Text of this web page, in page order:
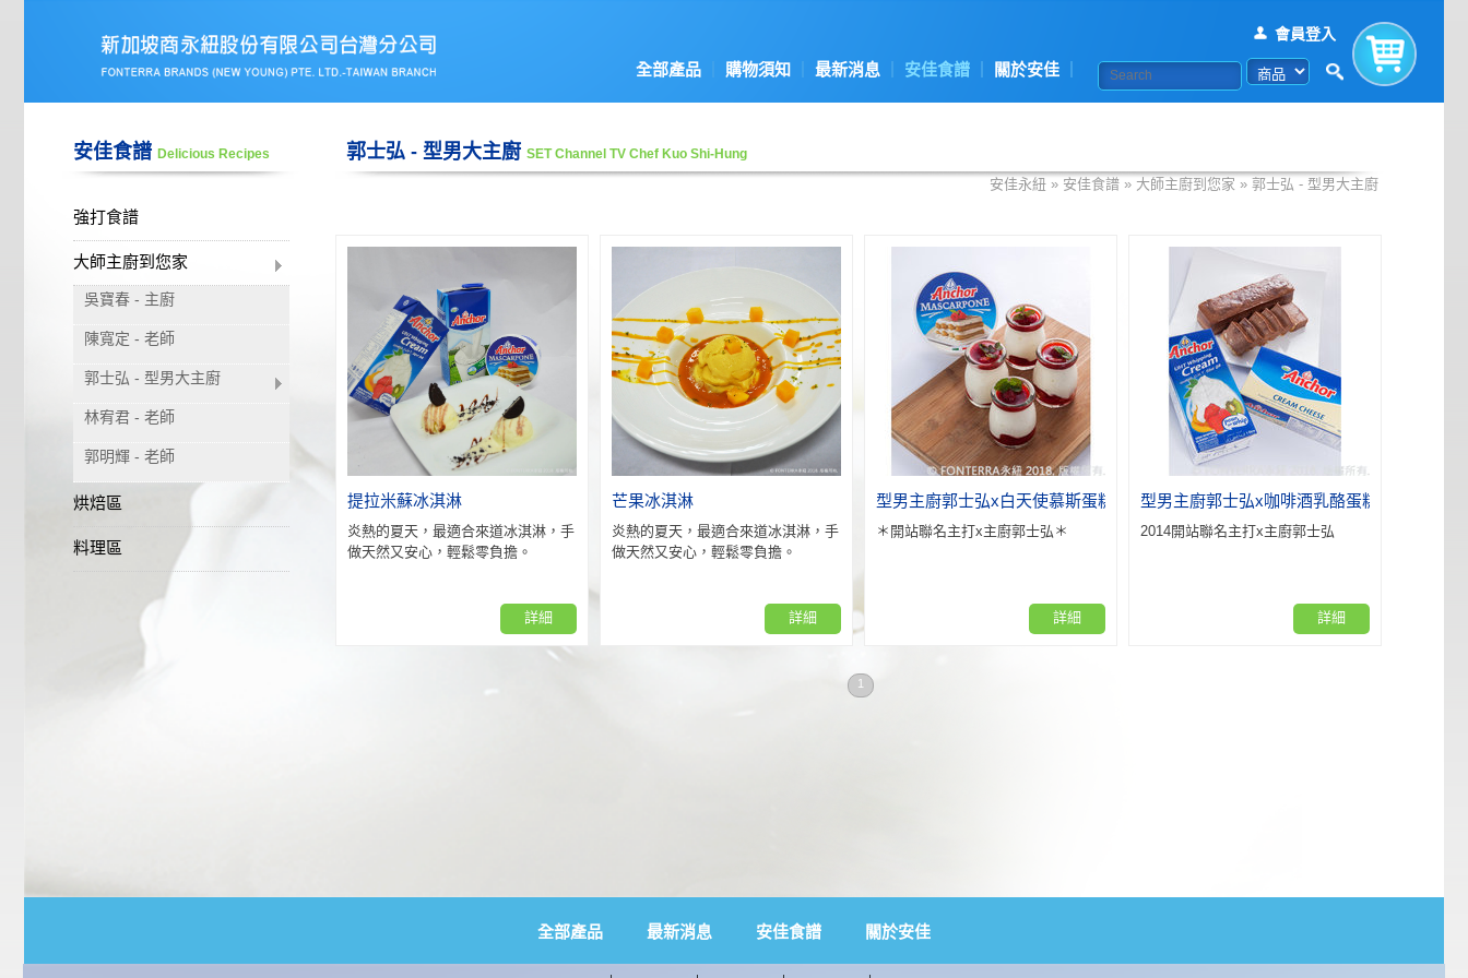
會員登入
全部產品 購物須知 最新消息 安佳食譜 關於安佳
安佳食譜 Delicious Recipes
強打食譜
大師主廚到您家
吳寶春 - 主廚
陳寬定 - 老師
郭士弘 - 型男大主廚
林宥君 - 老師
郭明輝 - 老師
烘焙區
料理區
安佳永紐 » 安佳食譜 » 大師主廚到您家 » 郭士弘 - 型男大主廚
郭士弘 - 型男大主廚 SET Channel TV Chef Kuo Shi-Hung
提拉米蘇冰淇淋
炎熱的夏天，最適合來道冰淇淋，手
做天然又安心，輕鬆零負擔。
詳細
芒果冰淇淋
炎熱的夏天，最適合來道冰淇淋，手
做天然又安心，輕鬆零負擔。
詳細
型男主廚郭士弘x白天使慕斯蛋糕
＊開站聯名主打x主廚郭士弘＊
詳細
型男主廚郭士弘x咖啡酒乳酪蛋糕
2014開站聯名主打x主廚郭士弘
詳細
1
全部產品 最新消息 安佳食譜 關於安佳